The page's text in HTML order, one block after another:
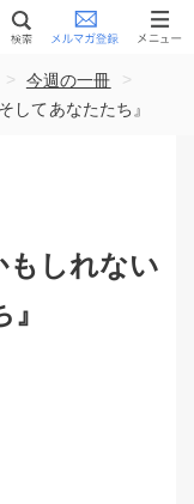
> 今週の一冊
>
してあなたたち』
もしれない